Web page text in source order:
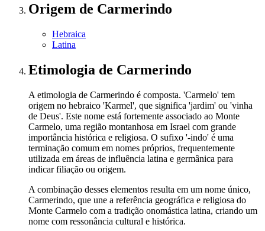
Origem de Carmerindo
Hebraica
Latina
Etimologia de Carmerindo
A etimologia de Carmerindo é composta. 'Carmelo' tem
origem no hebraico 'Karmel', que significa 'jardim' ou 'vinha
de Deus'. Este nome está fortemente associado ao Monte
Carmelo, uma região montanhosa em Israel com grande
importância histórica e religiosa. O sufixo '-indo' é uma
terminação comum em nomes próprios, frequentemente
utilizada em áreas de influência latina e germânica para
indicar filiação ou origem.
A combinação desses elementos resulta em um nome único,
Carmerindo, que une a referência geográfica e religiosa do
Monte Carmelo com a tradição onomástica latina, criando um
nome com ressonância cultural e histórica.